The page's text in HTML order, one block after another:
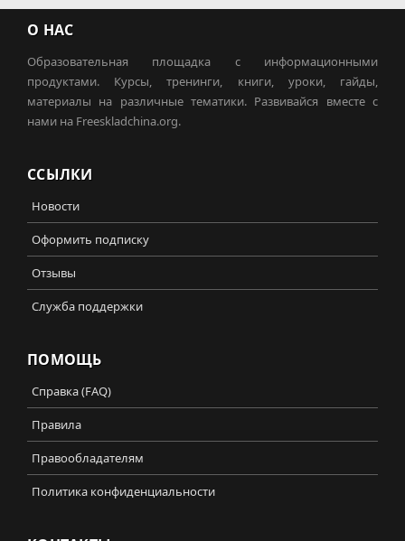
О НАС
Образовательная площадка с информационными
продуктами. Курсы, тренинги, книги, уроки, гайды,
материалы на различные тематики. Развивайся вместе с
нами на Freeskladchina.org.
ССЫЛКИ
Новости
Оформить подписку
Отзывы
Служба поддержки
ПОМОЩЬ
Справка (FAQ)
Правила
Правообладателям
Политика конфиденциальности